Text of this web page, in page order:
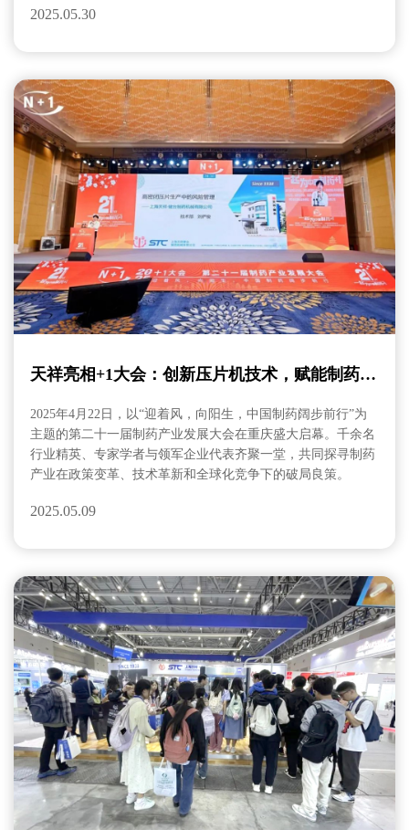
2025.05.30
天祥亮相+1大会：创新压片机技术，赋能制药企
2025年4月22日，以“迎着风，向阳生，中国制药阔步前行”为
主题的第二十一届制药产业发展大会在重庆盛大启幕。千余名
行业精英、专家学者与领军企业代表齐聚一堂，共同探寻制药
产业在政策变革、技术革新和全球化竞争下的破局良策。
2025.05.09